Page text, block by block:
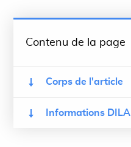
Contenu de la page
Corps de l'article
Informations DILA